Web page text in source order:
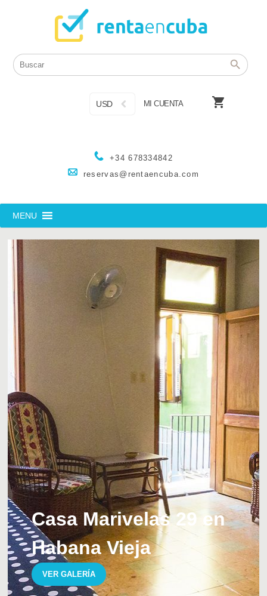
+34 678334842
reservas@rentaencuba.com
USD MI CUENTA 
MENU
Casa Marivelas 29 en
Habana Vieja
VER GALERÍA